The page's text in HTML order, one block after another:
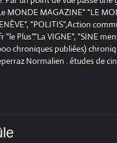
MONDE MAGAZINE" "LE
"POLITIS",Action
"le Plus"."La VIGNE", "SINE
chroniques publiées)
Normalien . études de